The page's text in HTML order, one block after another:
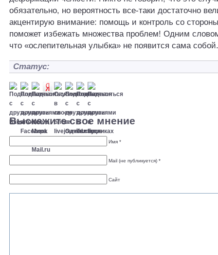
обязательно, но вероятность все-таки достаточно
акцентирую внимание: помощь и контроль со
поможет избежать множества проблем! Одним
что «ослепительная улыбка» не появится сама собой.
Статус:
Выскажите свое мнение
Имя *
Mail (не публикуется) *
Сайт